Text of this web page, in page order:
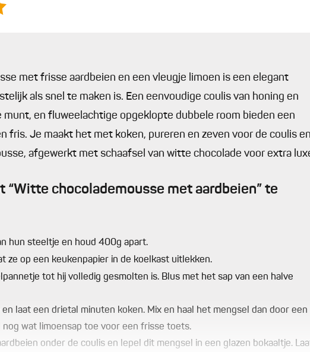
met frisse aardbeien en een vleugje limoen is een elegant
als snel te maken is. Een eenvoudige coulis van honing en
en fluweelachtige opgeklopte dubbele room bieden een
fris. Je maakt het met koken, pureren en zeven voor de coulis en
afgewerkt met schaafsel van witte chocolade voor extra
“Witte chocolademousse met aardbeien” te
hun steeltje en houd 400g apart.
ze op een keukenpapier in de koelkast uitlekken.
tot hij volledig gesmolten is. Blus met het sap van een halve
laat een drietal minuten koken. Mix en haal het mengsel dan door een
nog wat limoensap toe voor een frisse toets.
onder de coulis en lepel dit mengsel in een glazen bokaaltje.